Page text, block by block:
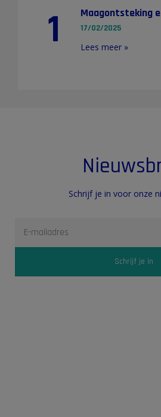
1 Maagontsteking
17/02/2025
Lees meer »
Schrijf je in voor onze